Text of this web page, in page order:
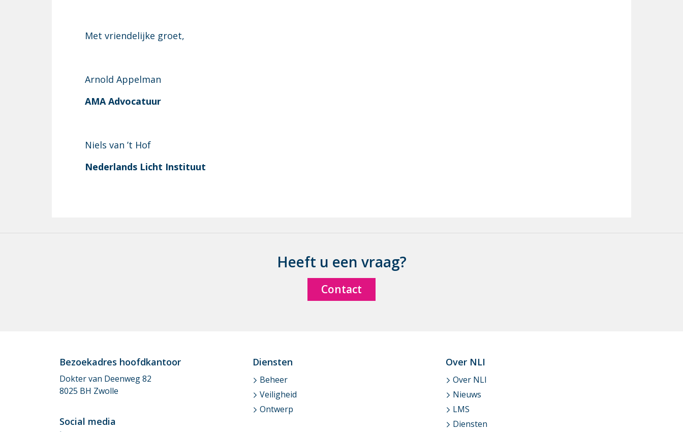
Met vriendelijke groet,
Arnold Appelman
AMA Advocatuur
Niels van ’t Hof
Nederlands Licht Instituut
Heeft u een vraag?
Contact
Be­zoe­kadres hoofd­kan­toor
Dokter van Deenweg 82
8025 BH Zwolle
So­ci­al me­dia
Dien­sten
Beheer
Veiligheid
Ontwerp
Over NLI
Over NLI
Nieuws
LMS
Diensten